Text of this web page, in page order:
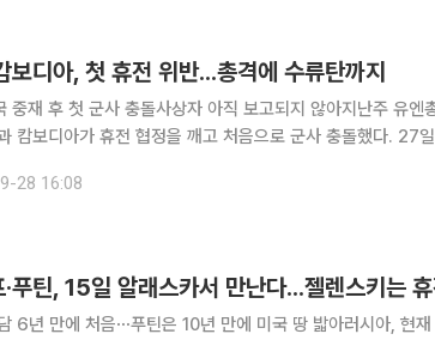
보디아, 첫 휴전 위반...총격에 수류탄까지
중재 후 첫 군사 충돌사상자 아직 보고되지 않아지난주 유엔
7월 말 미국 중재로 휴전에 합의한 후 처음 있는 일이
28 16:08
·푸틴, 15일 알래스카서 만난다...젤렌스키는
6년 만에 처음⋯푸틴은 10년 만에 미국 땅 밟아러시아, 현